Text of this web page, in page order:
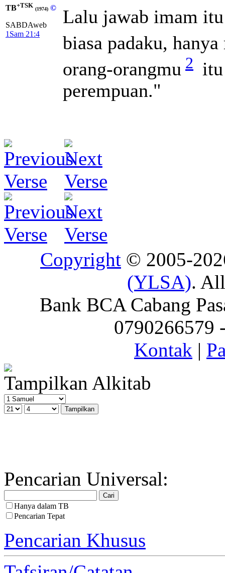
TB+TSK (1974) ©
SABDAweb
1Sam 21:4
Lalu jawab imam
biasa padaku,
orang-orangmu 2
perempuan."
Copyright © 2005-
(YLSA).
Bank BCA Cabang
0790266579
Kontak |
Tampilkan Alkitab
Pencarian Universal:
Hanya dalam TB
Pencarian Tepat
Pencarian Khusus